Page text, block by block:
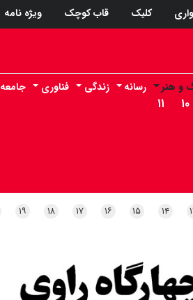
کلیک قاب کوچک ویژه نامه
و هنر
۱۰ ۱۱
رسانه زندگی فناوری جامعه
۱۴ ۱۵ ۱۶ ۱۷ ۱۸ ۱۹